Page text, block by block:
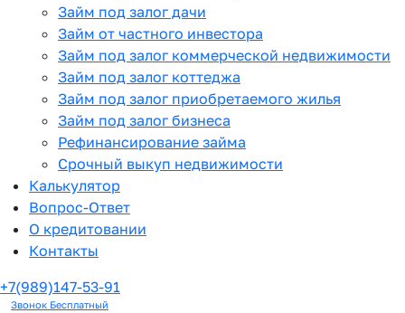
Займ под залог дачи
Займ от частного инвестора
Займ под залог коммерческой недвижимости
Займ под залог коттеджа
Займ под залог приобретаемого жилья
Займ под залог бизнеса
Рефинансирование займа
Срочный выкуп недвижимости
Калькулятор
Вопрос-Ответ
О кредитовании
Контакты
+7(989)147-53-91
Звонок Бесплатный